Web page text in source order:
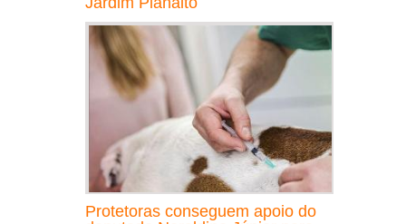
Protetoras conseguem apoio do